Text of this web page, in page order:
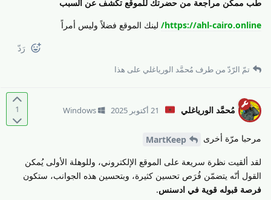
طب ممكن مراجعة من حضرتك للموقع تكشف عن السبب
https://ahl-cairo.online/
لينك الموقع فضلاً وليس أمراً
رَدّ
تمّ الرّدّ من طرف مُحمَّد الورياغلي على هذا
1 مُحمَّد الورياغلي 21 أكتوبر 2025 Windows
مرحبا مرّة أخرى
MartKeep
لقد ألقيت نظرة سريعة على الموقع الإلكتروني، وللوهلة الأولى يُمكن
القول أنّه يتضمّن فُرَص تحسين كثيرة، وبتحسين هذه الجوانب، ستكون
فرصة قبوله قوية في ادسنس.